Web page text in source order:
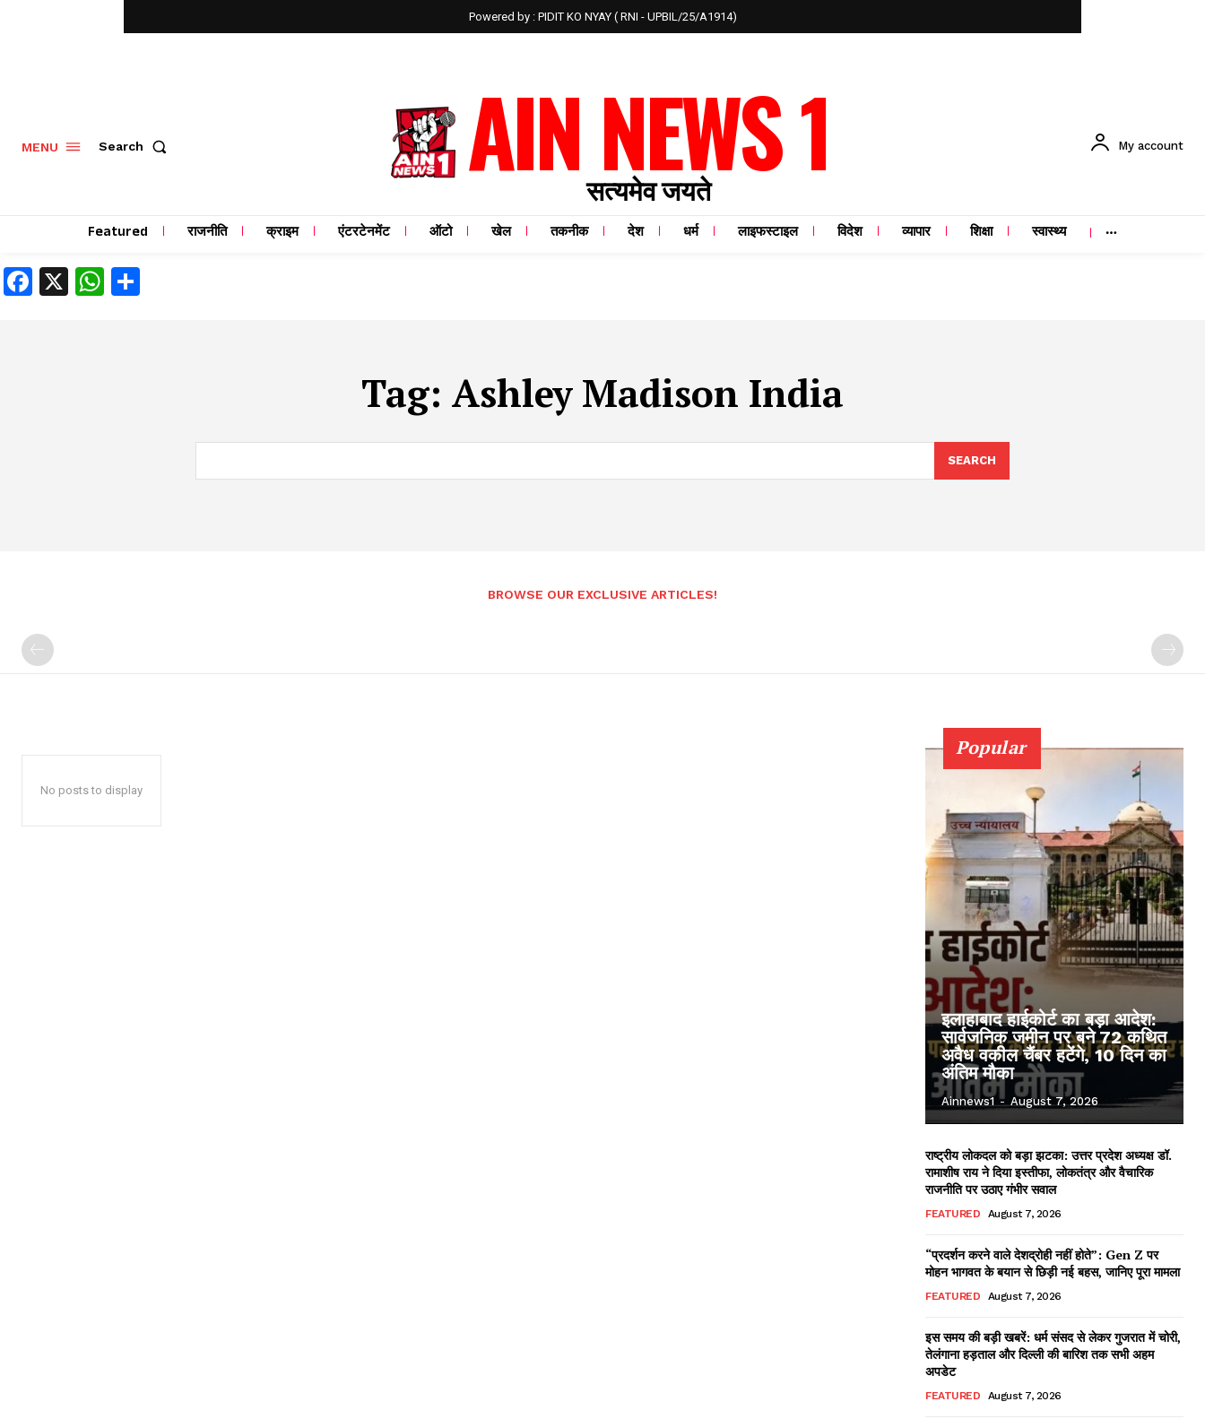
Powered by : PIDIT KO NYAY ( RNI - UPBIL/25/A1914)
MENU Search AIN NEWS 1
सत्यमेव जयते
My account
Featured राजनीति क्राइम एंटरटेनमेंट ऑटो खेल तकनीक देश धर्म लाइफस्टाइल विदेश व्यापार शिक्षा स्वास्थ्य
Facebook
X WhatsApp
Tag: Ashley Madison India
SEARCH
BROWSE OUR EXCLUSIVE ARTICLES!
No posts to display
Popular
इलाहाबाद हाईकोर्ट का बड़ा आदेश:
सार्वजनिक जमीन पर बने 72 कथित
अवैध वकील चैंबर हटेंगे, 10 दिन का
अंतिम मौका
Ainnews1 - August 7, 2026
राष्ट्रीय लोकदल को बड़ा झटका: उत्तर प्रदेश अध्यक्ष डॉ.
रामाशीष राय ने दिया इस्तीफा, लोकतंत्र और वैचारिक
राजनीति पर उठाए गंभीर सवाल
FEATURED August 7, 2026
“प्रदर्शन करने वाले देशद्रोही नहीं होते”: Gen Z पर
मोहन भागवत के बयान से छिड़ी नई बहस, जानिए पूरा मामला
FEATURED August 7, 2026
इस समय की बड़ी खबरें: धर्म संसद से लेकर गुजरात में चोरी,
तेलंगाना हड़ताल और दिल्ली की बारिश तक सभी अहम
अपडेट
FEATURED August 7, 2026